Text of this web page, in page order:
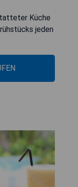
Küche
jeden